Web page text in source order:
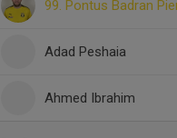
99. Pontus Badran
Adad Peshaia
Ahmed Ibrahim